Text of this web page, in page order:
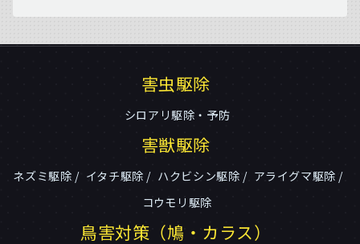
害虫駆除
シロアリ駆除・予防
害獣駆除
ネズミ駆除 イタチ駆除 ハクビシン駆除
アライグマ駆除
コウモリ駆除
鳥害対策（鳩・カラス）